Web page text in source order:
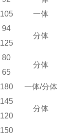
105 一体
94
125
分体
80
65
分体
180 一体/分体
145
120
分体
150